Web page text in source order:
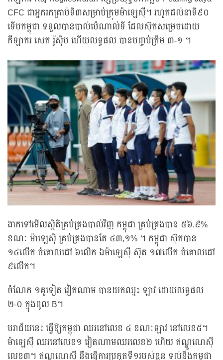
CFC ជាអ្នករកគ្រាប់ទី៣សម្រាប់ក្រុមម៉ាឡេស៊ី។ រហូតដល់នាទី៩០
ទើបកម្ពុជា ទទួលបានបាល់ប៉េណាល់ទី ដែលស៊ុតសម្រេចដោយ
កីឡាករ សេត រ៉ូស៊ីប ហើយលទ្ធផល បានបញ្ចប់ត្រឹម ៣-១ ។
ងាកទៅមើលស្ថិតិគ្រប់គ្រងបាល់វិញ កម្ពុជា គ្រប់គ្រងបាន ៥៦,៩%
ខណៈ ម៉ាឡេស៊ី គ្រប់គ្រងបានតែ ៤៣,១% ។ កម្ពុជា ស៊ុតបាន
១៤លើក ចំគោលដៅ ៦លើក ឯម៉ាឡេស៊ី ស៊ុត ១៧លើក ចំគោលដៅ
៩លើក។
ចំណែក ១គូទៀត វៀតណាម បានយកឈ្នះ ឡាវ ដោយលទ្ធផល
២-០ ក្នុងពូល B។
បរាជ័យនេះ ធ្វើឱ្យកម្ពុជា ឈរនៅលេខ ៤ ខណៈឡាវ នៅលេខ៥។
ម៉ាឡេស៊ី ឈរនៅលេខ១ វៀតណាមឈរលេខ២ ហើយ ឥណ្ឌូណេស៊ី
លេខ៣។ ឥណ្ឌូណេស៊ី នឹងធ្វើការប្រកួតទី១របស់ខ្លួន ទល់នឹងកម្ពុជា